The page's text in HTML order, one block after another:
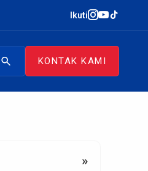
Ikuti
search KONTAK KAMI
»